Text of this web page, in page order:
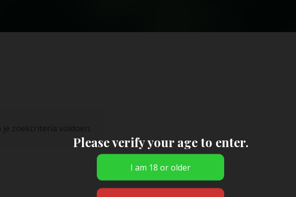
zoekcriteria voldoen.
Please verify your age to enter.